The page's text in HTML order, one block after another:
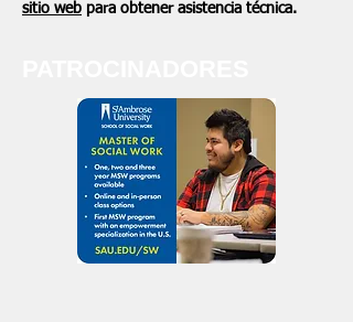
sitio web para obtener asistencia técnica.